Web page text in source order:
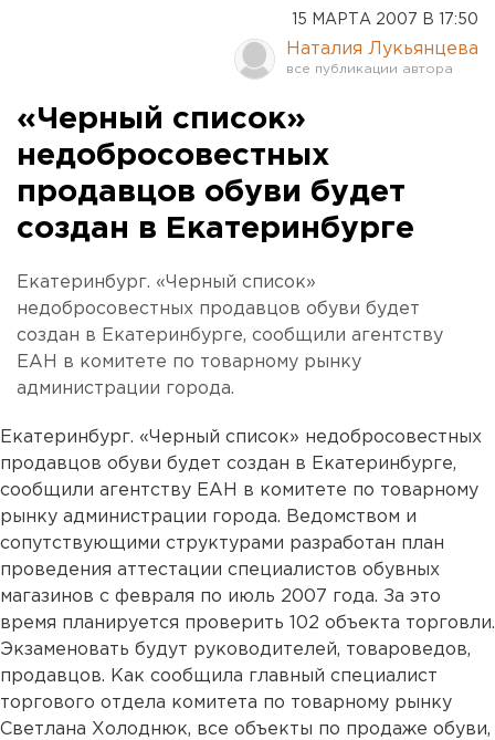
15 МАРТА 2007 В 17:50
Наталия Лукьянцева
«Черный список»
недобросовестных
продавцов обуви будет
создан в Екатеринбурге
Екатеринбург. «Черный список»
недобросовестных продавцов обуви будет
создан в Екатеринбурге, сообщили агентству
ЕАН в комитете по товарному рынку
администрации города.
Екатеринбург. «Черный список» недобросовестных
продавцов обуви будет создан в Екатеринбурге,
сообщили агентству ЕАН в комитете по товарному
рынку администрации города. Ведомством и
сопутствующими структурами разработан план
проведения аттестации специалистов обувных
магазинов с февраля по июль 2007 года. За это
время планируется проверить 102 объекта торговли.
Экзаменовать будут руководителей, товароведов,
продавцов. Как сообщила главный специалист
торгового отдела комитета по товарному рынку
Светлана Холоднюк, все объекты по продаже обуви,